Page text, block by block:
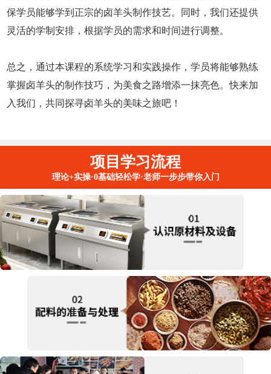
保学员能够学到正宗的卤羊头制作技艺。同时，我们还提供
灵活的学制安排，根据学员的需求和时间进行调整。
总之，通过本课程的系统学习和实践操作，学员将能够熟练
掌握卤羊头的制作技巧，为美食之路增添一抹亮色。快来加
入我们，共同探寻卤羊头的美味之旅吧！
项目学习流程
理论+实操·0基础轻松学·老师一步步带你入门